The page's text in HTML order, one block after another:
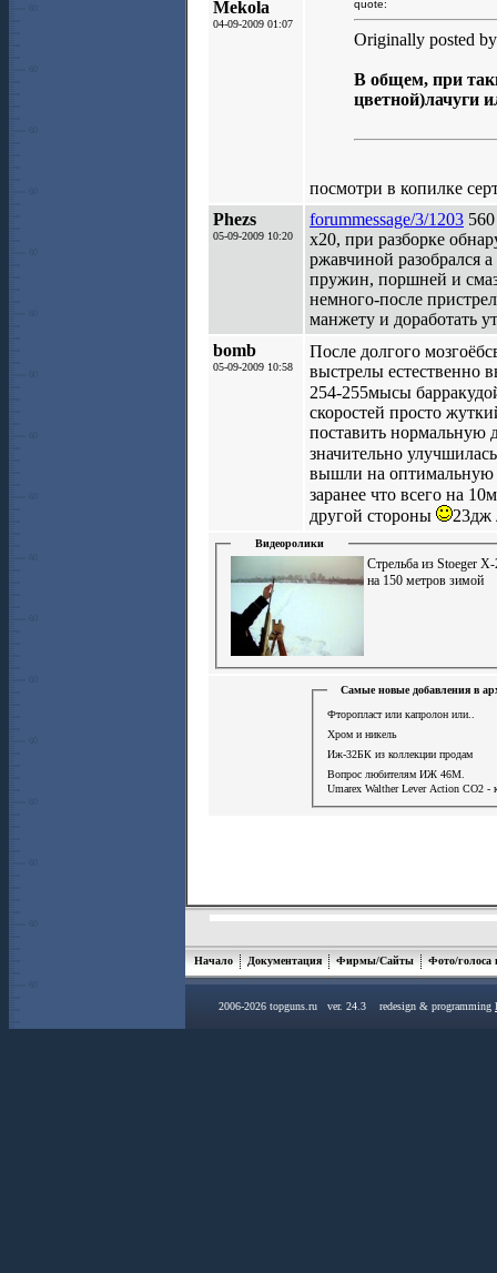
Mekola
04-09-2009 01:07
quote:
Originally posted
В общем, при
цветной)лачуги
посмотри в копилке
Phezs
05-09-2009 10:20
forummessage/3/1203
х20, при разборке
ржавчиной разобрался
пружин, поршней и
немного-после
манжету и доработать
bomb
05-09-2009 10:58
После долгого
выстрелы естественно
254-255мысы
скоростей просто
поставить
значительно
вышли на оптимальную
заранее что всего на
другой стороны
23дж
Видеоролики
Стрельба из Stoeger
на 150 метров зимой
Самые новые добавления в
Фторопласт или капролон или..
Хром и никель
Иж-32БК из коллекции продам
Вопрос любителям ИЖ 46М.
Umarex Walther Lever Action СО2 -
Начало Документация Фирмы/Сайты Фото/голоса
2006-2026 topguns.ru ver. 24.3 redesign & programming